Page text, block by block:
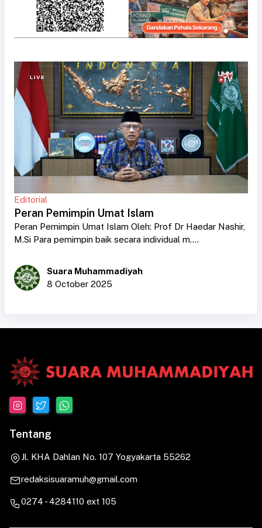
Editorial
Peran Pemimpin Umat Islam
Peran Pemimpin Umat Islam Oleh: Prof Dr Haedar Nashir,
M.Si Para pemimpin baik secara individual m....
Suara Muhammadiyah
8 October 2025
Tentang
Jl. KHA Dahlan No. 107 Yogyakarta 55262
redaksisuaramuh@gmail.com
0274 - 4284110 ext 105